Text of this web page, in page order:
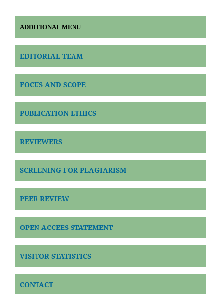
ADDITIONAL MENU
EDITORIAL TEAM
FOCUS AND SCOPE
PUBLICATION ETHICS
REVIEWERS
SCREENING FOR PLAGIARISM
PEER REVIEW
OPEN ACCEES STATEMENT
VISITOR STATISTICS
CONTACT